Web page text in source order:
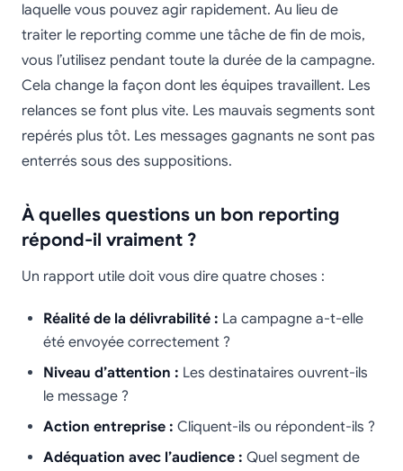
laquelle vous pouvez agir rapidement. Au lieu de
traiter le reporting comme une tâche de fin de mois,
vous l’utilisez pendant toute la durée de la campagne.
Cela change la façon dont les équipes travaillent. Les
relances se font plus vite. Les mauvais segments sont
repérés plus tôt. Les messages gagnants ne sont pas
enterrés sous des suppositions.
À quelles questions un bon reporting
répond-il vraiment ?
Un rapport utile doit vous dire quatre choses :
Réalité de la délivrabilité : La campagne a-t-elle
été envoyée correctement ?
Niveau d’attention : Les destinataires ouvrent-ils
le message ?
Action entreprise : Cliquent-ils ou répondent-ils ?
Adéquation avec l’audience : Quel segment de